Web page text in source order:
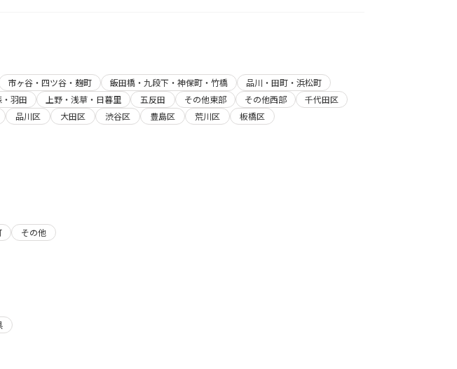
市ヶ谷・四ツ谷・麹町 飯田橋・九段下・神保町・竹橋
品川・田町・浜松町
・羽田 上野・浅草・日暮里 五反田 その他東部 その他西部
千代田区
品川区 大田区 渋谷区 豊島区 荒川区
板橋区
その他